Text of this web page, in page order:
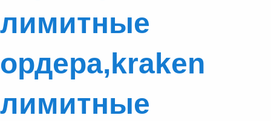
лимитные
ордера,kraken
лимитные